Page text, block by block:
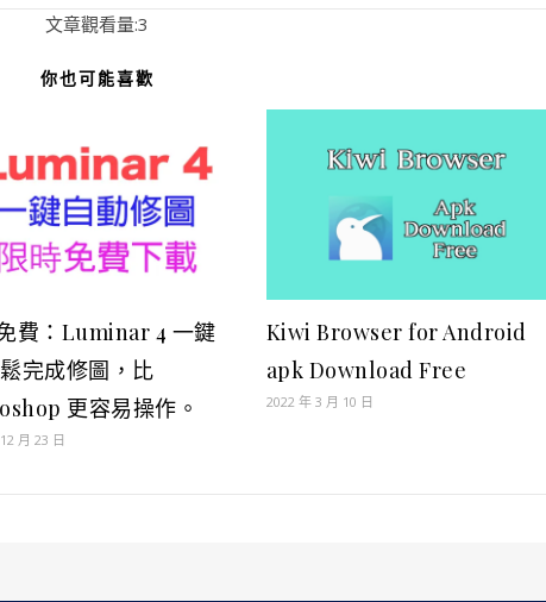
文章觀看量:3
你也可能喜歡
費：Luminar 4 一鍵
完成修圖，比
更容易操作。
月 23 日
Kiwi Browser for Android
apk Download Free
2022 年 3 月 10 日